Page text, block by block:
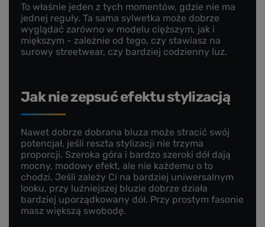
To właśnie jeden z tych momentów, gdzie nie ma
jednej reguły. Ta sama sylwetka może dobrze
wyglądać zarówno w modelu cięższym, jak i
miększym - zależnie od tego, czy stawiasz na
surowy streetwear, czy bardziej codzienny luz.
Jak nie zepsuć efektu stylizacją
Nawet dobrze dobrana bluza może stracić swój
potencjał, jeśli reszta stylizacji nie trzyma
proporcji. Szeroka góra i bardzo szeroki dół dają
mocny, modowy efekt, ale nie każdemu o to
chodzi. Jeśli zależy Ci na bardziej uniwersalnym
looku, przy luźniejszej bluzie dobrze działa
bardziej uporządkowany dół. Przy prostym fasonie
masz większą swobodę.